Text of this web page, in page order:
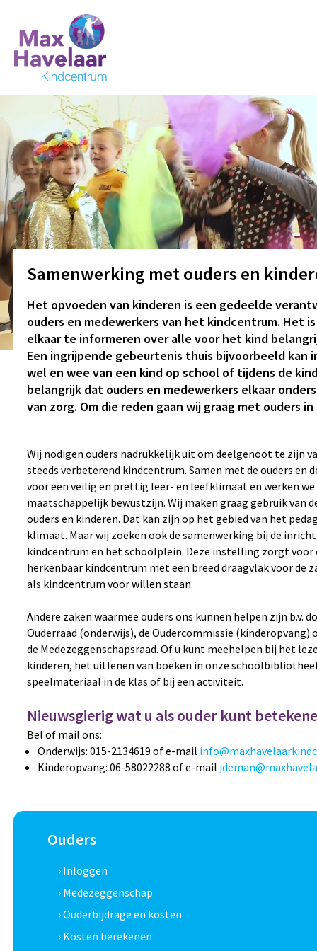
kleutergroep
Samenwerking met ouders en
Het opvoeden van kinderen is een gedeelde
ouders en medewerkers van het kindcentrum. Het
elkaar te informeren over alle voor het kind
Een ingrijpende gebeurtenis thuis bijvoorbeeld kan
wel en wee van een kind op school of tijdens de
belangrijk dat ouders en medewerkers elkaar
van zorg. Om die reden gaan wij graag met ouders
Wij nodigen ouders nadrukkelijk uit om deelgenoot te zijn
steeds verbeterend kindcentrum. Samen met de ouders en
voor een veilig en prettig leer- en leefklimaat en werken we
maatschappelijk bewustzijn. Wij maken graag gebruik van
ouders en kinderen. Dat kan zijn op het gebied van het
klimaat. Maar wij zoeken ook de samenwerking bij de
kindcentrum en het schoolplein. Deze instelling zorgt voor
herkenbaar kindcentrum met een breed draagvlak voor de
als kindcentrum voor willen staan.
Andere zaken waarmee ouders ons kunnen helpen zijn b.v.
Ouderraad (onderwijs), de Oudercommissie (kinderopvang)
de Medezeggenschapsraad. Of u kunt meehelpen bij het
kinderen, het uitlenen van boeken in onze
speelmateriaal in de klas of bij een activiteit.
Nieuwsgierig wat u als ouder kunt
Bel of mail ons:
Onderwijs: 015-2134619 of e-mail
Kinderopvang: 06-58022288 of e-mail
Ouders
› Inloggen
› Medezeggenschap
› Ouderbijdrage en kosten
› Kosten berekenen